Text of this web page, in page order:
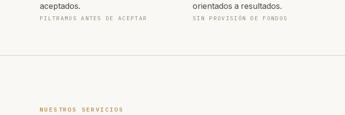
aceptados.
FILTRAMOS ANTES DE ACEPTAR
orientados a resultados.
SIN PROVISIÓN DE FONDOS
NUESTROS SERVICIOS